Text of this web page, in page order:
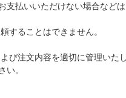
支払いいただけない場合など
することはできません。
び注文内容を適切に管理いたし
い。